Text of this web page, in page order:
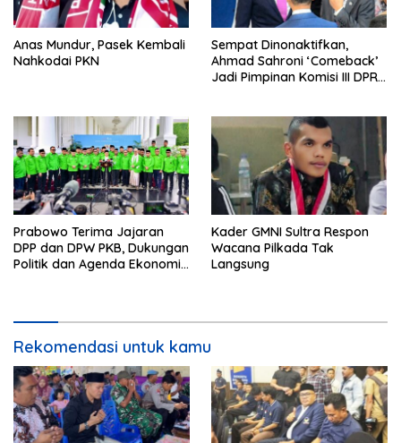
Anas Mundur, Pasek Kembali
Nahkodai PKN
Sempat Dinonaktifkan,
Ahmad Sahroni ‘Comeback’
Jadi Pimpinan Komisi III DPR
Prabowo Terima Jajaran
DPP dan DPW PKB, Dukungan
Politik dan Agenda Ekonomi
Kader GMNI Sultra Respon
Wacana Pilkada Tak
Langsung
Rekomendasi untuk kamu